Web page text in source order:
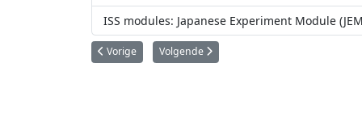
ISS modules: Japanese Experiment Module
Vorig artikel: ISS modules: Pirs
Vorige Volgende artikel: ISS modules: Multi-
Volgende